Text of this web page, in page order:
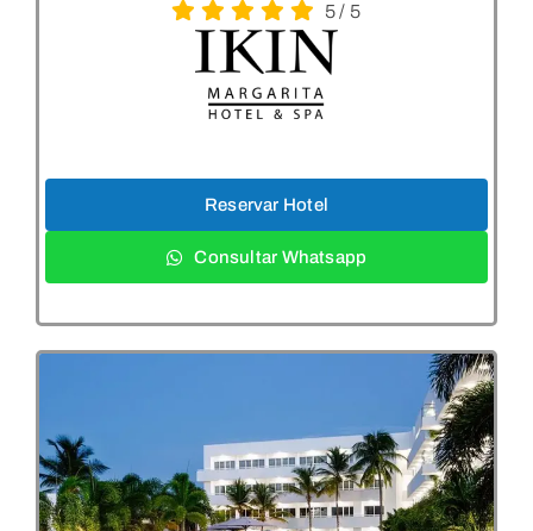
5/ 5
Reservar Hotel
Consultar Whatsapp